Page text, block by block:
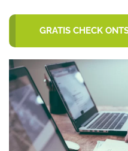
GRATIS CHECK